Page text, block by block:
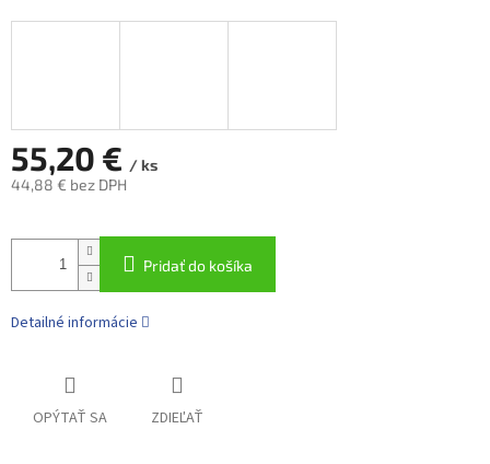
55,20 € / ks
44,88 € bez DPH
cena:
Pridať do košíka
Detailné informácie
OPÝTAŤ SA ZDIEĽAŤ